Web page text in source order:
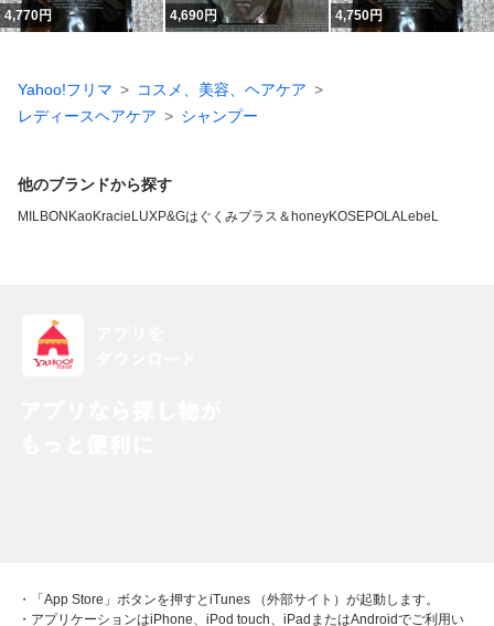
4,770円 4,690円 4,750円
Yahoo!フリマ
コスメ、美容、ヘアケア
レディースヘアケア
シャンプー
他のブランドから探す
MILBON KaoKracie LUXP&Gはぐくみプラス ＆honeyKOSEPOLALebeL
・「App Store」ボタンを押すとiTunes （外部サイト）が起動します。
・アプリケーションはiPhone、iPod touch、iPadまたはAndroidでご利用い